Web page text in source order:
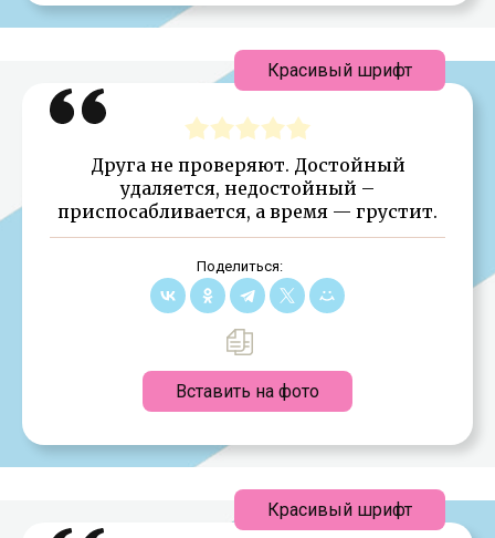
Друга не проверяют. Достойный
удаляется, недостойный –
приспосабливается, а время — грустит.
Поделиться:
Вставить на фото
Красивый шрифт
Красивый шрифт